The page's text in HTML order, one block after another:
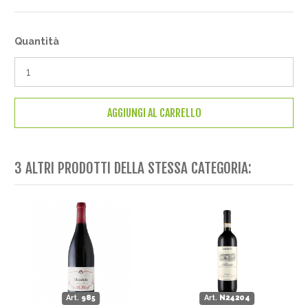
Quantità
AGGIUNGI AL CARRELLO
3 ALTRI PRODOTTI DELLA STESSA CATEGORIA:
Art. 985 Art. N24204